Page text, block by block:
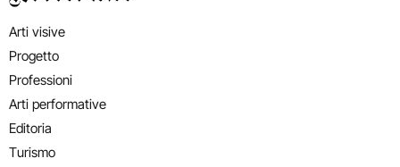
Arti visive
Progetto
Professioni
Arti performative
Editoria
Turismo